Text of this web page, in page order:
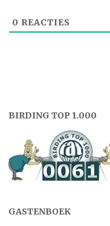
0 REACTIES
BIRDING TOP 1.000
GASTENBOEK